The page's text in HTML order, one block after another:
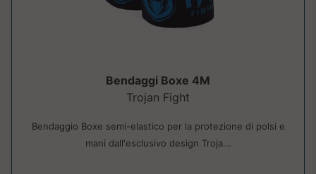
Bendaggi Boxe 4M
Trojan Fight
Bendaggio Boxe semi-elastico per la protezione di polsi e
mani dall'esclusivo design Troja...